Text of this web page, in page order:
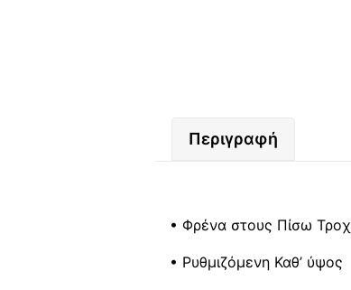
Περιγραφή
• Φρένα στους Πίσω
• Ρυθμιζόμενη Καθ’ ύψος